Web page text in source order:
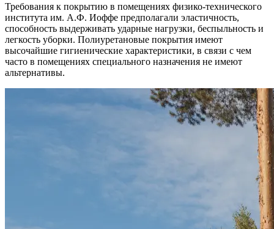
Требования к покрытию в помещениях физико-технического
института им. А.Ф. Иоффе предполагали эластичность,
способность выдерживать ударные нагрузки, беспыльность и
легкость уборки. Полиуретановые покрытия имеют
высочайшие гигиенические характеристики, в связи с чем
часто в помещениях специального назначения не имеют
альтернативы.